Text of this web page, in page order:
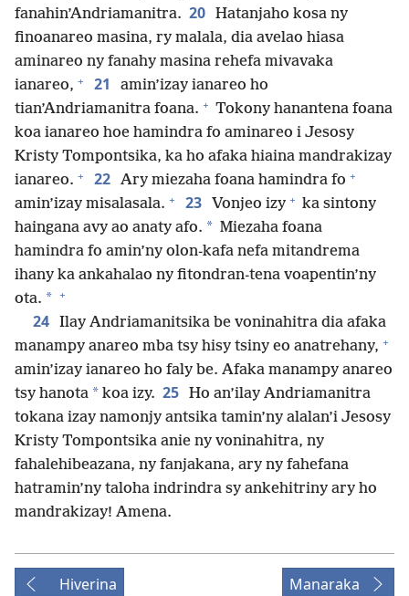
fanahin’Andriamanitra. 20 Hatanjaho kosa ny
finoanareo masina, ry malala, dia avelao hiasa
aminareo ny fanahy masina rehefa mivavaka
ianareo, + 21
amin’izay ianareo ho
tian’Andriamanitra foana. + Tokony hanantena foana
koa ianareo hoe hamindra fo aminareo i Jesosy
Kristy Tompontsika, ka ho afaka hiaina mandrakizay
ianareo. + 22 Ary miezaha foana hamindra fo +
amin’izay misalasala. + 23 Vonjeo izy + ka sintony
haingana avy ao anaty afo. * Miezaha foana
hamindra fo amin’ny olon-kafa nefa mitandrema
ihany ka ankahalao ny fitondran-tena voapentin’ny
ota. * +
24 Ilay Andriamanitsika be voninahitra dia afaka
manampy anareo mba tsy hisy tsiny eo anatrehany, +
amin’izay ianareo ho faly be. Afaka manampy anareo
tsy hanota * koa izy. 25 Ho an’ilay Andriamanitra
tokana izay namonjy antsika tamin’ny alalan’i Jesosy
Kristy Tompontsika anie ny voninahitra, ny
fahalehibeazana, ny fanjakana, ary ny fahefana
hatramin’ny taloha indrindra sy ankehitriny ary ho
mandrakizay! Amena.
Hiverina Manaraka